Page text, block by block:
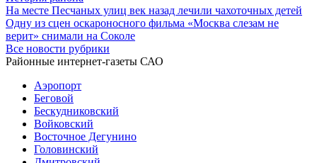
На месте Песчаных улиц век назад лечили чахоточных детей
Одну из сцен оскароносного фильма «Москва слезам не
верит» снимали на Соколе
Все новости рубрики
Районные интернет-газеты САО
Аэропорт
Беговой
Бескудниковский
Войковский
Восточное Дегунино
Головинский